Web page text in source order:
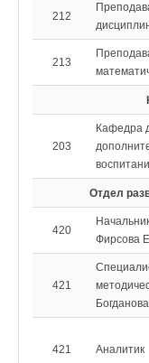
212
213
203
Кафедра
Отдел
420
Фирсова
421
421 Аналитик